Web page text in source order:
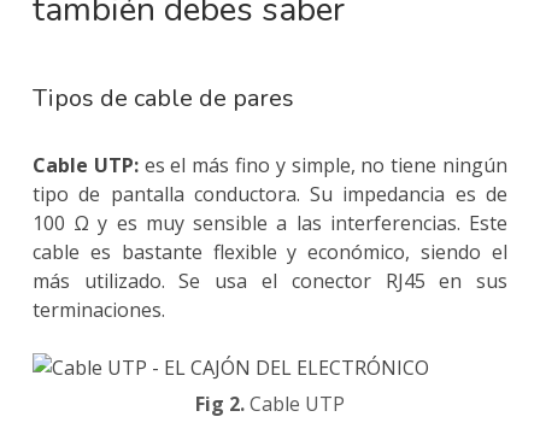
también debes saber
Tipos de cable de pares
Cable UTP:es el más fino y simple, no tiene ningún
tipo de pantalla conductora. Su impedancia es de
100 Ω y es muy sensible a las interferencias. Este
cable es bastante flexible y económico, siendo el
más utilizado. Se usa el conector RJ45 en sus
terminaciones.
Fig 2.Cable UTP